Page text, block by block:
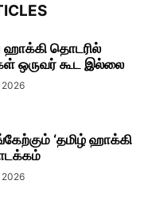
தொடரில்
ஒருவர் கூட இல்லை
2026
‘தமிழ் ஹாக்கி
2026